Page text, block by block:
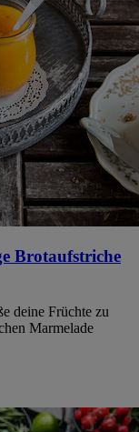
Brotaufstriche
deine Früchte zu
Marmelade